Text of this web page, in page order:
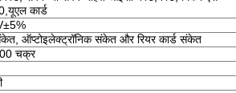
कार्ड
ऑप्टोइलेक्ट्रॉनिक संकेत और रियर कार्ड संकेत
चक्र